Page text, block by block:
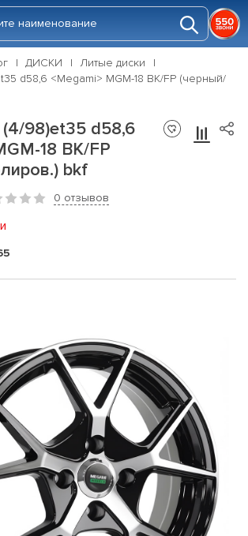
ДИСКИ
Литые диски
d58,6 <Megami> MGM-18 BK/FP (черный/
98)et35 d58,6
18 BK/FP
bkf
0 отзывов